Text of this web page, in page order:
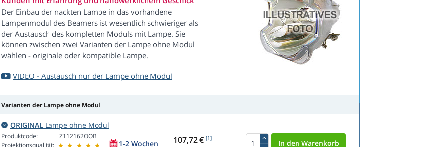
Der Einbau der nackten Lampe in das vorhandene
Lampenmodul des Beamers ist wesentlich schwieriger als
der Austausch des kompletten Moduls mit Lampe. Sie
können zwischen zwei Varianten der Lampe ohne Modul
wählen - originale oder kompatible Lampe.
VIDEO - Austausch nur der Lampe ohne Modul
Varianten der Lampe ohne Modul
ORIGINAL Lampe ohne Modul
Produktcode:
Projektionsqualität:
Z112162OOB
1-2 Wochen 107,72 € [1]